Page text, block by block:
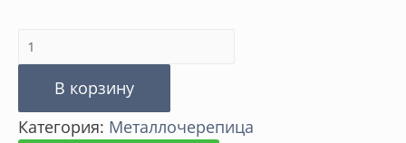
Количество
товара
Металлочерепица
Каскад
В корзину
Категория: Металлочерепица